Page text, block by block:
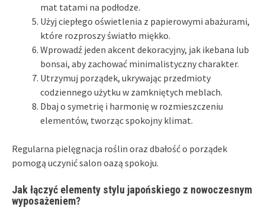
mat tatami na podłodze.
Użyj ciepłego oświetlenia z papierowymi abażurami,
które rozproszy światło miękko.
Wprowadź jeden akcent dekoracyjny, jak ikebana lub
bonsai, aby zachować minimalistyczny charakter.
Utrzymuj porządek, ukrywając przedmioty
codziennego użytku w zamkniętych meblach.
Dbaj o symetrię i harmonię w rozmieszczeniu
elementów, tworząc spokojny klimat.
Regularna pielęgnacja roślin oraz dbałość o porządek
pomogą uczynić salon oazą spokoju.
Jak łączyć elementy stylu japońskiego z nowoczesnym
wyposażeniem?